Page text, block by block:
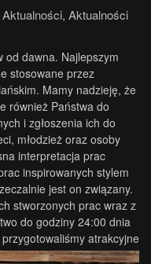
Aktualności, Aktualności
od dawna. Najlepszym
stosowane przez
Mamy nadzieję, że
również Państwa do
i zgłoszenia ich do
młodzież oraz osoby
interpretacja prac
inspirowanych stylem
jest on związany.
stworzonych prac wraz z
do godziny 24:00 dnia
atrakcyjne